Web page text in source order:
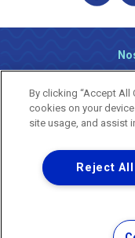
Uma
Termos
By clicking “Accept All
cookies on your
site usage, and assist
Reject All